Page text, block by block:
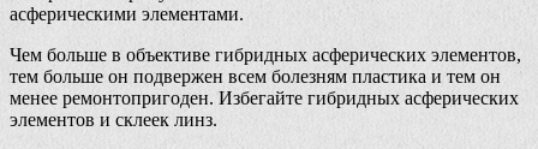
асферическими элементами.
Чем больше в объективе гибридных асферических элементов,
тем больше он подвержен всем болезням пластика и тем он
менее ремонтопригоден. Избегайте гибридных асферических
элементов и склеек линз.